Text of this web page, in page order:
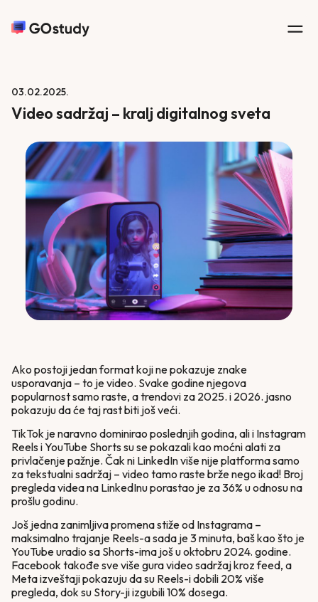
03.02.2025.
Video sadržaj – kralj digitalnog sveta
Ako postoji jedan format koji ne pokazuje znake
usporavanja – to je video. Svake godine njegova
popularnost samo raste, a trendovi za 2025. i 2026. jasno
pokazuju da će taj rast biti još veći.
TikTok je naravno dominirao poslednjih godina, ali i Instagram
Reels i YouTube Shorts su se pokazali kao moćni alati za
privlačenje pažnje. Čak ni LinkedIn više nije platforma samo
za tekstualni sadržaj – video tamo raste brže nego ikad! Broj
pregleda videa na LinkedInu porastao je za 36% u odnosu na
prošlu godinu.
Još jedna zanimljiva promena stiže od Instagrama –
maksimalno trajanje Reels-a sada je 3 minuta, baš kao što je
YouTube uradio sa Shorts-ima još u oktobru 2024. godine.
Facebook takođe sve više gura video sadržaj kroz feed, a
Meta izveštaji pokazuju da su Reels-i dobili 20% više
pregleda, dok su Story-ji izgubili 10% dosega.